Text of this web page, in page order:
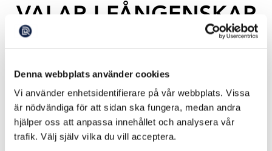
Denna webbplats använder cookies
Vi använder enhetsidentifierare på vår webbplats. Vissa
är nödvändiga för att sidan ska fungera, medan andra
hjälper oss att anpassa innehållet och analysera vår
trafik. Välj själv vilka du vill acceptera.
VALAR I FÅNGENSKAP